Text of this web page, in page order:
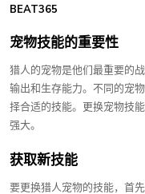
BEAT365
宠物技能的重要性
猎人的宠物是他们最重要的
输出和生存能力。不同的宠
择合适的技能。更换宠物技
强大。
获取新技能
要更换猎人宠物的技能，首